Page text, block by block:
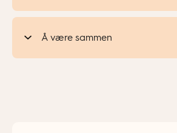
Å være sammen